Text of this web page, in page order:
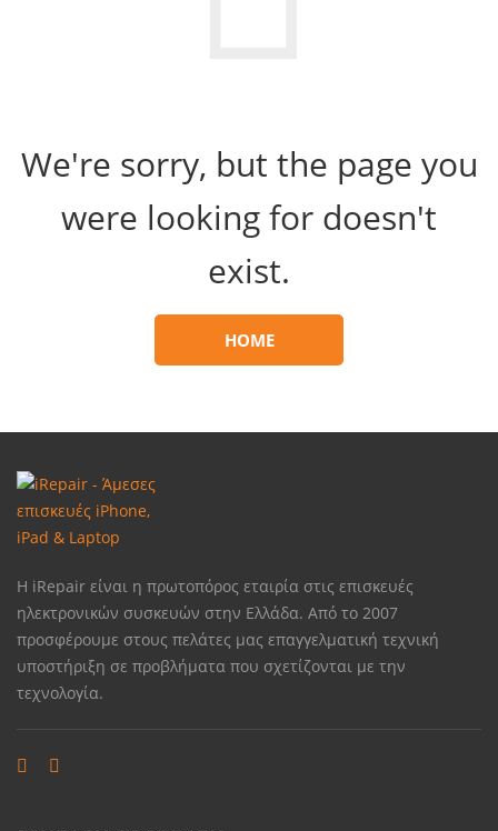
We're sorry, but the page you
were looking for doesn't
exist.
HOME
Η iRepair είναι η πρωτοπόρος εταιρία στις επισκευές
ηλεκτρονικών συσκευών στην Ελλάδα. Από το 2007
προσφέρουμε στους πελάτες μας επαγγελματική τεχνική
υποστήριξη σε προβλήματα που σχετίζονται με την
τεχνολογία.